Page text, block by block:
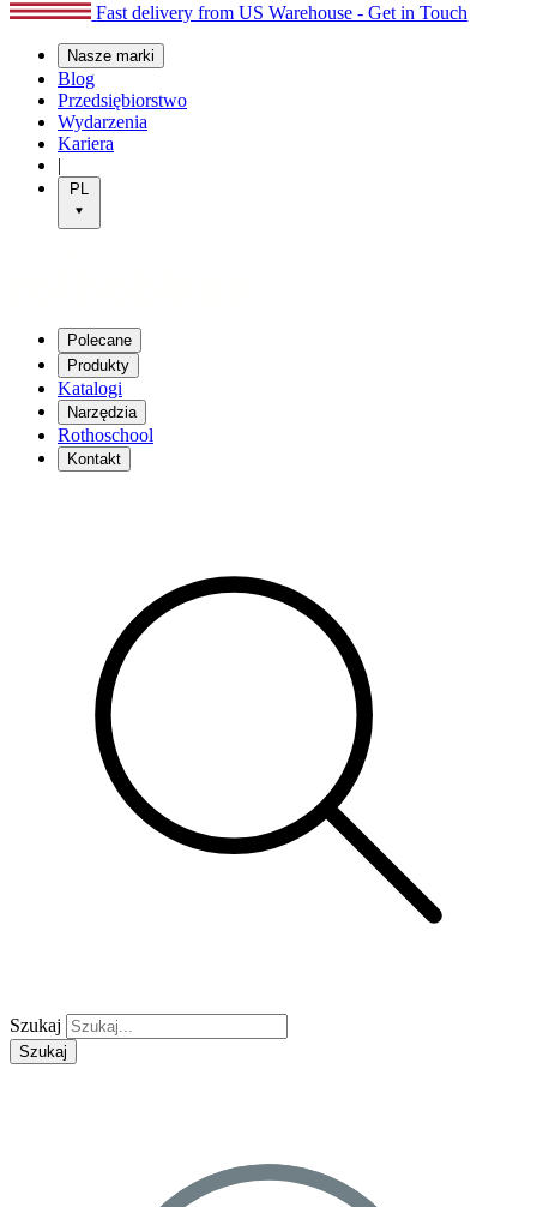
Fast delivery from US Warehouse - Get in Touch
Nasze marki
Blog
Przedsiębiorstwo
Wydarzenia
Kariera
|
PL
Polecane
Produkty
Katalogi
Narzędzia
Rothoschool
Kontakt
Szukaj
Szukaj